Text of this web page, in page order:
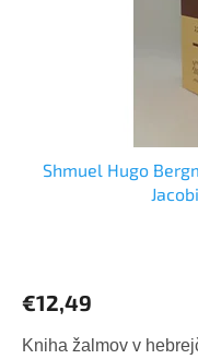
Shmuel Hugo
€12,49
Kniha žalmov v